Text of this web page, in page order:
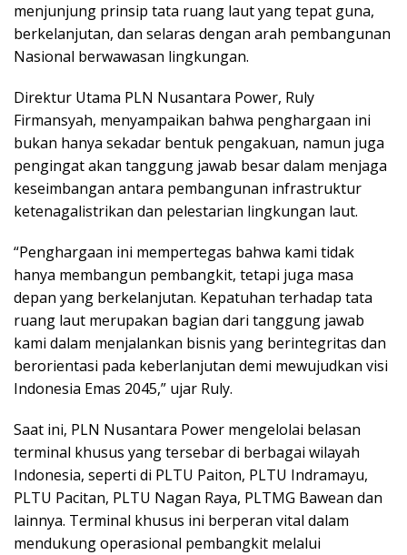
menjunjung prinsip tata ruang laut yang tepat guna,
berkelanjutan, dan selaras dengan arah pembangunan
Nasional berwawasan lingkungan.
Direktur Utama PLN Nusantara Power, Ruly
Firmansyah, menyampaikan bahwa penghargaan ini
bukan hanya sekadar bentuk pengakuan, namun juga
pengingat akan tanggung jawab besar dalam menjaga
keseimbangan antara pembangunan infrastruktur
ketenagalistrikan dan pelestarian lingkungan laut.
“Penghargaan ini mempertegas bahwa kami tidak
hanya membangun pembangkit, tetapi juga masa
depan yang berkelanjutan. Kepatuhan terhadap tata
ruang laut merupakan bagian dari tanggung jawab
kami dalam menjalankan bisnis yang berintegritas dan
berorientasi pada keberlanjutan demi mewujudkan visi
Indonesia Emas 2045,” ujar Ruly.
Saat ini, PLN Nusantara Power mengelolai belasan
terminal khusus yang tersebar di berbagai wilayah
Indonesia, seperti di PLTU Paiton, PLTU Indramayu,
PLTU Pacitan, PLTU Nagan Raya, PLTMG Bawean dan
lainnya. Terminal khusus ini berperan vital dalam
mendukung operasional pembangkit melalui